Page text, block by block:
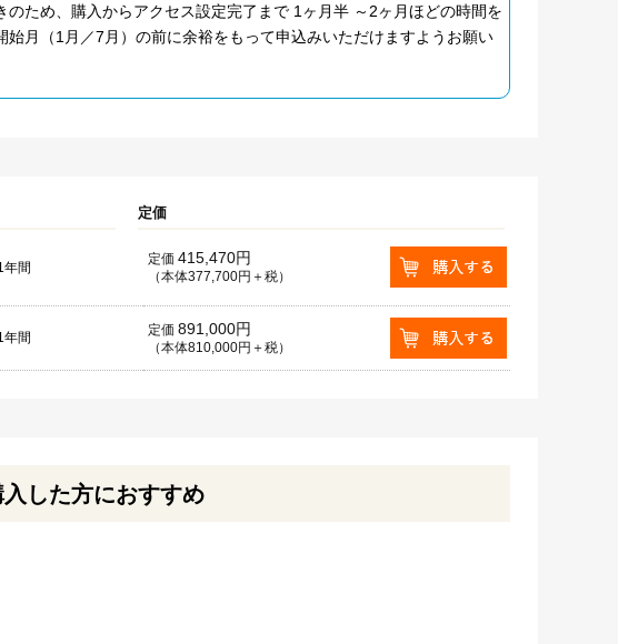
ため、購入からアクセス設定完了まで 1ヶ月半 ～2ヶ月ほどの時間を
月（1月／7月）の前に余裕をもって申込みいただけますようお願い
定価
年間
定価 415,470円
（本体377,700円＋税）
年間 定価 891,000円
（本体810,000円＋税）
した方におすすめ